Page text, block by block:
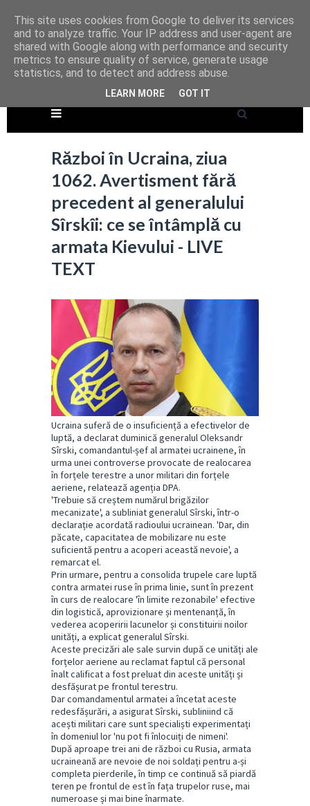
Război în Ucraina, ziua
1062. Avertisment fără
precedent al generalului
Sîrskîi: ce se întâmplă cu
armata Kievului - LIVE
TEXT
Ucraina suferă de o insuficiență a efectivelor de
luptă, a declarat duminică generalul Oleksandr
Sîrski, comandantul-șef al armatei ucrainene, în
urma unei controverse provocate de realocarea
în forțele terestre a unor militari din forțele
aeriene, relatează agenția DPA.
'Trebuie să creștem numărul brigăzilor
mecanizate', a subliniat generalul Sîrski, într-o
declarație acordată radioului ucrainean. 'Dar, din
păcate, capacitatea de mobilizare nu este
suficientă pentru a acoperi această nevoie', a
remarcat el.
Prin urmare, pentru a consolida trupele care luptă
contra armatei ruse în prima linie, sunt în prezent
în curs de realocare 'în limite rezonabile' efective
din logistică, aprovizionare și mentenanță, în
vederea acoperirii lacunelor și constituirii noilor
unități, a explicat generalul Sîrski.
Aceste precizări ale sale survin după ce unități ale
forțelor aeriene au reclamat faptul că personal
înalt calificat a fost preluat din aceste unități și
desfășurat pe frontul terestru.
Dar comandamentul armatei a încetat aceste
redesfășurări, a asigurat Sîrski, subliniind că
acești militari care sunt specialiști experimentați
în domeniul lor 'nu pot fi înlocuiți de nimeni'.
După aproape trei ani de război cu Rusia, armata
ucraineană are nevoie de noi soldați pentru a-și
completa pierderile, în timp ce continuă să piardă
teren pe frontul de est în fața trupelor ruse, mai
numeroase și mai bine înarmate.
This site uses cookies from Google to deliver its services
and to analyze traffic. Your IP address and user-agent are
shared with Google along with performance and security
metrics to ensure quality of service, generate usage
statistics, and to detect and address abuse.
LEARN MORE GOT IT